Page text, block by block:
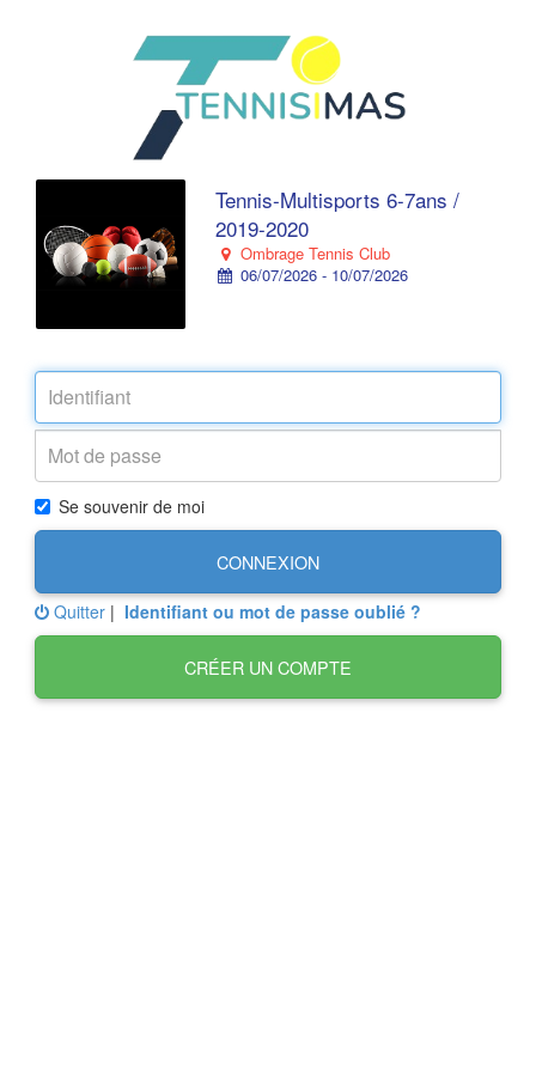
Tennis-Multisports 6-7ans /
2019-2020
Ombrage Tennis Club
06/07/2026 - 10/07/2026
Se souvenir de moi
CONNEXION
Quitter | Identifiant ou mot de passe oublié ?
CRÉER UN COMPTE